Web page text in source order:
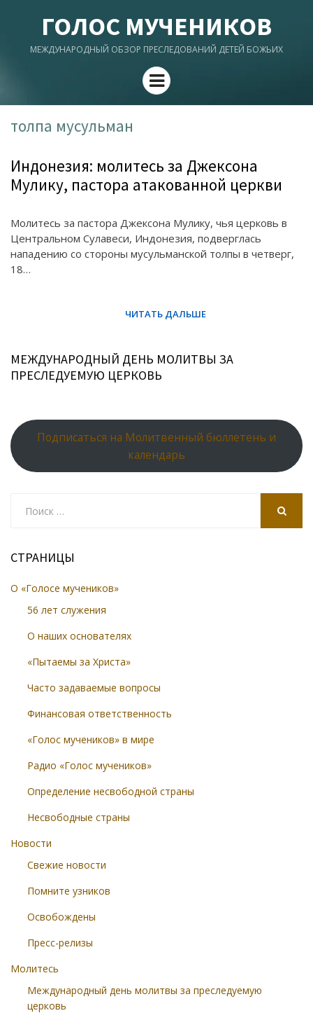
ГОЛОС МУЧЕНИКОВ
МЕЖДУНАРОДНЫЙ ОБЗОР ПРЕСЛЕДОВАНИЙ ДЕТЕЙ БОЖЬИХ
Menu
толпа мусульман
Индонезия: молитесь за Джексона
Мулику, пастора атакованной церкви
Молитесь за пастора Джексона Мулику, чья церковь в
Центральном Сулавеси, Индонезия, подверглась
нападению со стороны мусульманской толпы в четверг,
18…
МЕЖДУНАРОДНЫЙ ДЕНЬ МОЛИТВЫ ЗА
ПРЕСЛЕДУЕМУЮ ЦЕРКОВЬ
Подписаться на Молитвенный бюллетень и
календарь
СТРАНИЦЫ
О «Голосе мучеников»
56 лет служения
О наших основателях
«Пытаемы за Христа»
Часто задаваемые вопросы
Финансовая ответственность
«Голос мучеников» в мире
Радио «Голос мучеников»
Определение несвободной страны
Несвободные страны
Новости
Свежие новости
Помните узников
Освобождены
Пресс-релизы
Молитесь
Международный день молитвы за преследуемую
церковь